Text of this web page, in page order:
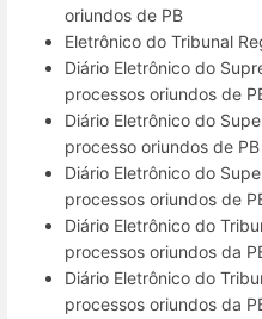
oriundos de PB
Eletrônico do Tribunal
Diário Eletrônico do
processos oriundos de
Diário Eletrônico do
processo oriundos de PB
Diário Eletrônico do
processos oriundos de
Diário Eletrônico do
processos oriundos da
Diário Eletrônico do
processos oriundos da